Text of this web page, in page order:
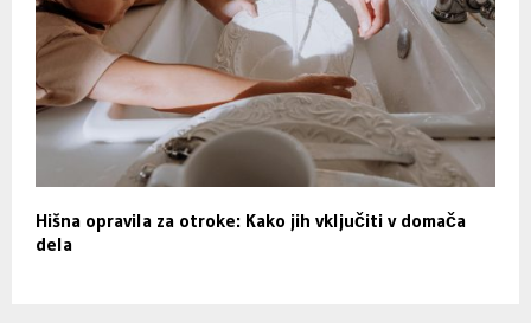
Hišna opravila za otroke: Kako jih vključiti v domača
dela